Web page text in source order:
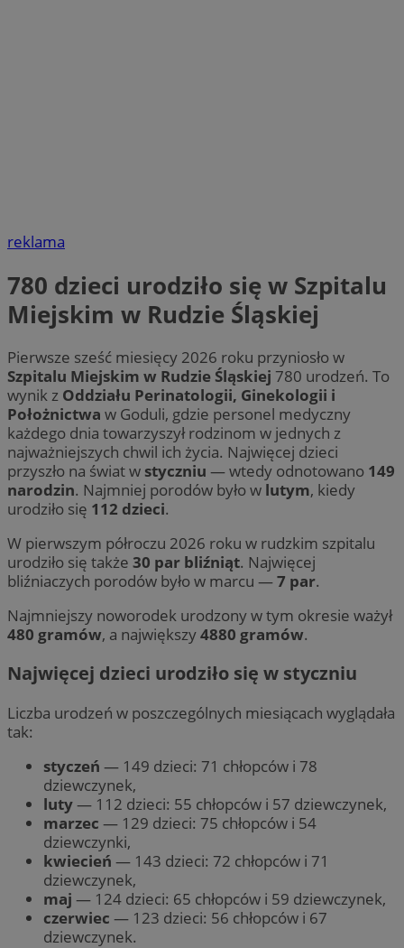
reklama
780 dzieci urodziło się w Szpitalu
Miejskim w Rudzie Śląskiej
Pierwsze sześć miesięcy 2026 roku przyniosło w
Szpitalu Miejskim w Rudzie Śląskiej 780 urodzeń. To
wynik z Oddziału Perinatologii, Ginekologii i
Położnictwa w Goduli, gdzie personel medyczny
każdego dnia towarzyszył rodzinom w jednych z
najważniejszych chwil ich życia. Najwięcej dzieci
przyszło na świat w styczniu — wtedy odnotowano 149
narodzin. Najmniej porodów było w lutym, kiedy
urodziło się 112 dzieci.
W pierwszym półroczu 2026 roku w rudzkim szpitalu
urodziło się także 30 par bliźniąt. Najwięcej
bliźniaczych porodów było w marcu —7 par.
Najmniejszy noworodek urodzony w tym okresie ważył
480 gramów, a największy4880 gramów.
Najwięcej dzieci urodziło się w styczniu
Liczba urodzeń w poszczególnych miesiącach wyglądała
tak:
styczeń — 149 dzieci: 71 chłopców i 78
dziewczynek,
luty— 112 dzieci: 55 chłopców i 57 dziewczynek,
marzec — 129 dzieci: 75 chłopców i 54
dziewczynki,
kwiecień — 143 dzieci: 72 chłopców i 71
dziewczynek,
maj — 124 dzieci: 65 chłopców i 59 dziewczynek,
czerwiec — 123 dzieci: 56 chłopców i 67
dziewczynek.